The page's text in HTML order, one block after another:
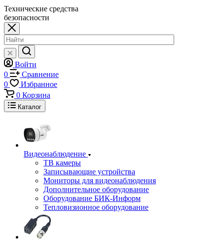
Технические средства
безопасности
Войти
0
Сравнение
0
Избранное
0 Корзина
Каталог
Видеонаблюдение
ТВ камеры
Записывающие устройства
Мониторы для видеонаблюдения
Дополнительное оборудование
Оборудование БИК-Информ
Тепловизионное оборудование